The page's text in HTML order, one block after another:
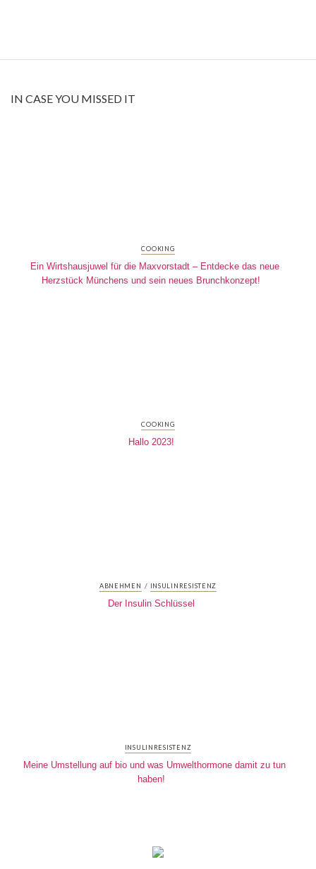
IN CASE YOU MISSED IT
COOKING
Ein Wirtshausjuwel für die Maxvorstadt – Entdecke das neue
Herzstück Münchens und sein neues Brunchkonzept!
COOKING
Hallo 2023!
ABNEHMEN / INSULINRESISTENZ
Der Insulin Schlüssel
INSULINRESISTENZ
Meine Umstellung auf bio und was Umwelthormone damit zu tun
haben!